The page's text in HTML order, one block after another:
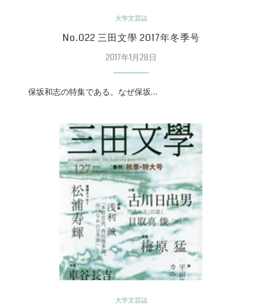
大学文芸誌
No.022 三田文學 2017年冬季号
2017年1月28日
保坂和志の特集である。なぜ保坂…
大学文芸誌